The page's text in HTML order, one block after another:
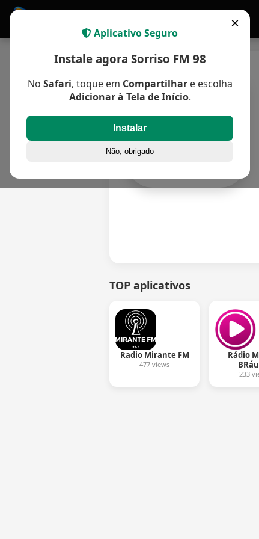
TOP aplicativos
Radio Mirante FM
477 views
Rádio
233
×
Aplicativo Seguro
Instale agora Sorriso FM 98
No Safari, toque em Compartilhare escolha
Adicionar à Tela de Início.
Instalar
Não, obrigado